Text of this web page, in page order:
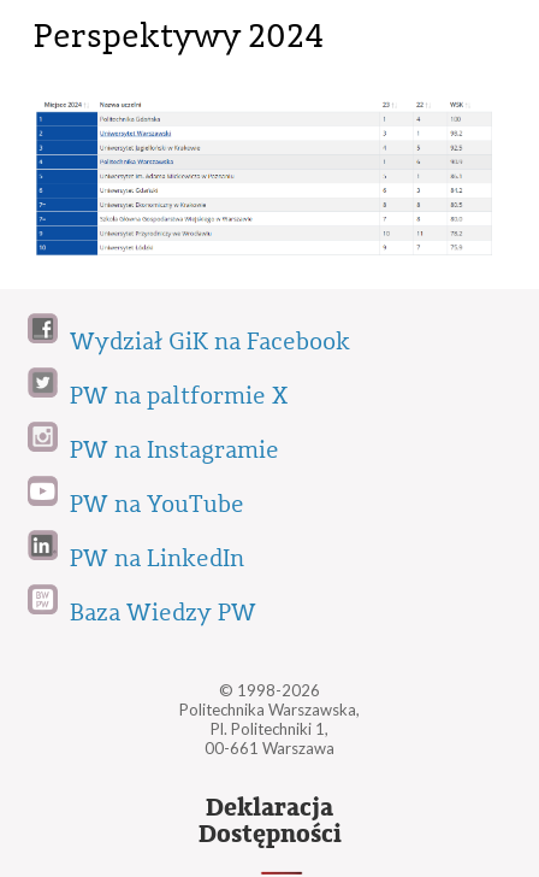
Perspektywy 2024
Wydział GiK na Facebook
PW na paltformie X
PW na Instagramie
PW na YouTube
PW na LinkedIn
Baza Wiedzy PW
© 1998-2026
Politechnika Warszawska,
Pl. Politechniki 1,
00-661 Warszawa
Deklaracja
Dostępności